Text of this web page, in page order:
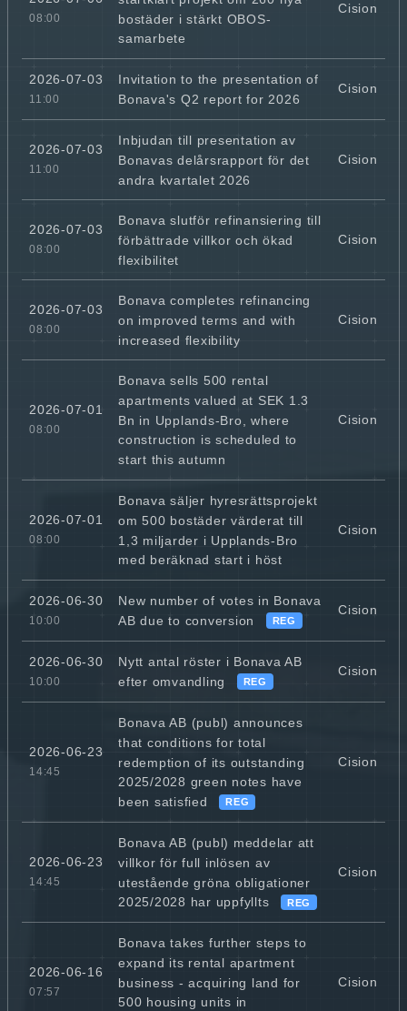
08:00
bostäder i stärkt OBOS-
samarbete
Cision
2026-07-03
11:00
Invitation to the presentation of
Bonava's Q2 report for 2026
Cision
2026-07-03
11:00
Inbjudan till presentation av
Bonavas delårsrapport för det
andra kvartalet 2026
Cision
2026-07-03
08:00
Bonava slutför refinansiering till
förbättrade villkor och ökad
flexibilitet
Cision
2026-07-03
08:00
Bonava completes refinancing
on improved terms and with
increased flexibility
Cision
2026-07-01
08:00
Bonava sells 500 rental
apartments valued at SEK 1.3
Bn in Upplands-Bro, where
construction is scheduled to
start this autumn
Cision
2026-07-01
08:00
Bonava säljer hyresrättsprojekt
om 500 bostäder värderat till
1,3 miljarder i Upplands-Bro
med beräknad start i höst
Cision
2026-06-30
10:00
New number of votes in Bonava
AB due to conversion
REG
Cision
2026-06-30
10:00
Nytt antal röster i Bonava AB
efter omvandling
REG
Cision
2026-06-23
14:45
Bonava AB (publ) announces
that conditions for total
redemption of its outstanding
2025/2028 green notes have
been satisfied
REG
Cision
2026-06-23
14:45
Bonava AB (publ) meddelar att
villkor för full inlösen av
utestående gröna obligationer
2025/2028 har uppfyllts
REG
Cision
2026-06-16
07:57
Bonava takes further steps to
expand its rental apartment
business - acquiring land for
500 housing units in
Cision